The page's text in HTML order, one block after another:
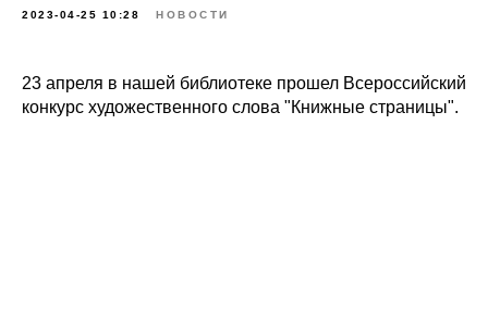
2023-04-25 10:28 НОВОСТИ
23 апреля в нашей библиотеке прошел Всероссийский
конкурс художественного слова "Книжные страницы".